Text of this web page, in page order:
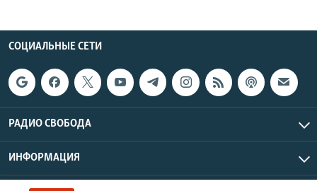
СОЦИАЛЬНЫЕ СЕТИ
РАДИО СВОБОДА
ИНФОРМАЦИЯ